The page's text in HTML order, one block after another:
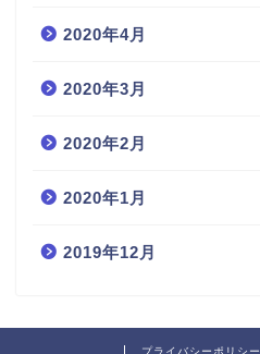
2020年4月
2020年3月
2020年2月
2020年1月
2019年12月
プライバシーポリシー